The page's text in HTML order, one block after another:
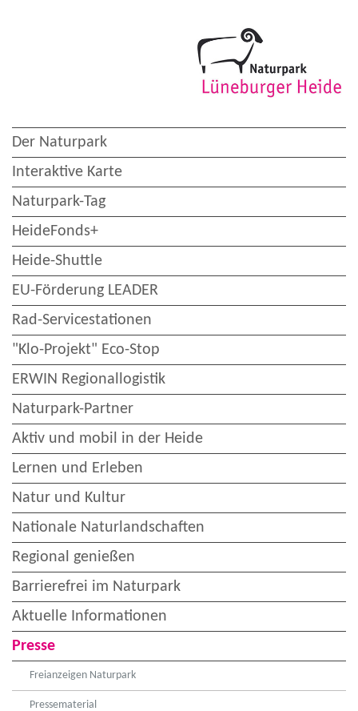
Der Naturpark
Interaktive Karte
Naturpark-Tag
HeideFonds+
Heide-Shuttle
EU-Förderung LEADER
Rad-Servicestationen
"Klo-Projekt" Eco-Stop
ERWIN Regionallogistik
Naturpark-Partner
Aktiv und mobil in der Heide
Lernen und Erleben
Natur und Kultur
Nationale Naturlandschaften
Regional genießen
Barrierefrei im Naturpark
Aktuelle Informationen
Presse
Freianzeigen Naturpark
Pressematerial